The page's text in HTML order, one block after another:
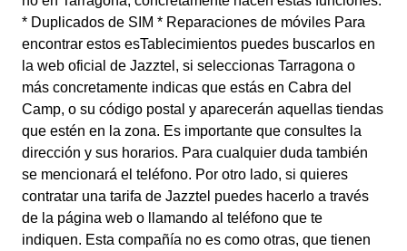
* Duplicados de SIM * Reparaciones de móviles Para
encontrar estos esTablecimientos puedes buscarlos en
la web oficial de Jazztel, si seleccionas Tarragona o
más concretamente indicas que estás en Cabra del
Camp, o su código postal y aparecerán aquellas tiendas
que estén en la zona. Es importante que consultes la
dirección y sus horarios. Para cualquier duda también
se mencionará el teléfono. Por otro lado, si quieres
contratar una tarifa de Jazztel puedes hacerlo a través
de la página web o llamando al teléfono que te
indiquen. Esta compañía no es como otras, que tienen